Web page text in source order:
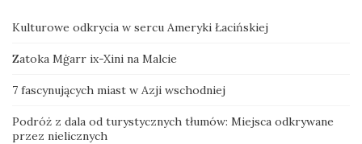
Kulturowe odkrycia w sercu Ameryki Łacińskiej
Zatoka Mġarr ix-Xini na Malcie
7 fascynujących miast w Azji wschodniej
Podróż z dala od turystycznych tłumów: Miejsca odkrywane
przez nielicznych